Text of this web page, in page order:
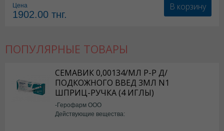
Цена
1902.00 тнг.
В корзину
ПОПУЛЯРНЫЕ ТОВАРЫ
СЕМАВИК 0,00134/МЛ Р-Р Д/
ПОДКОЖНОГО ВВЕД 3МЛ N1
ШПРИЦ-РУЧКА (4 ИГЛЫ)
-Герофарм ООО
Действующие вещества: